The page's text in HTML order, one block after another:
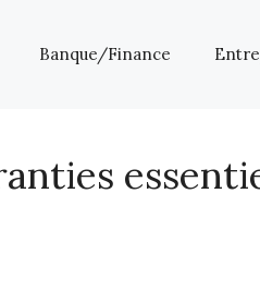
Banque/Finance